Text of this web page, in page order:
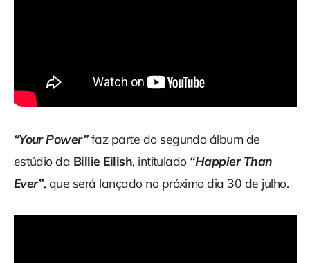
“Your Power”faz parte do segundo álbum de
estúdio da Billie Eilish, intitulado “Happier Than
Ever”, que será lançado no próximo dia 30 de julho.